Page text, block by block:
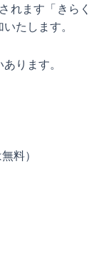
れます「きらく
たします。
ります。
料）